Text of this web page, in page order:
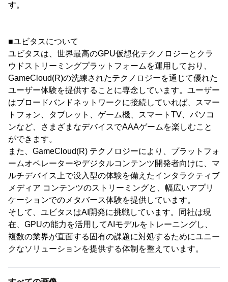
す。
■ユビタスについて
ユビタスは、世界最高のGPU仮想化テクノロジーとクラ
ウドストリーミングプラットフォームを運用しており、
GameCloud(R)の洗練されたテクノロジーを通じて優れた
ユーザー体験を提供することに専念しています。ユーザー
はブロードバンドネットワークに接続していれば、スマー
トフォン、タブレット、ゲーム機、スマートTV、パソコ
ンなど、さまざまなデバイスでAAAゲームを楽しむこと
ができます。
また、GameCloud(R) テクノロジーにより、プラットフォ
ームオペレーターやデジタルコンテンツ開発者向けに、マ
ルチデバイス上で没入型の体験を備えたインタラクティブ
メディア コンテンツのストリーミングと、幅広いアプリ
ケーションでのメタバース体験を提供しています。
そして、ユビタスはAI開発に挑戦しています。同社は現
在、GPUの能力を活用してAIモデルをトレーニングし、
複数の業界が直面する固有の課題に対処するためにユニー
クなソリューションを提供する体制を整えています。